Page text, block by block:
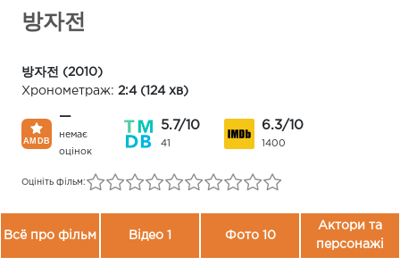
방자전
방자전 (2010)
Хронометраж: 2:4 (124 хв)
—
немає
оцінок
5.7/10
41
6.3/10
1400
Оцініть фільм:
Всё про фільм Відео 1 Фото 10
Актори та
персонажі